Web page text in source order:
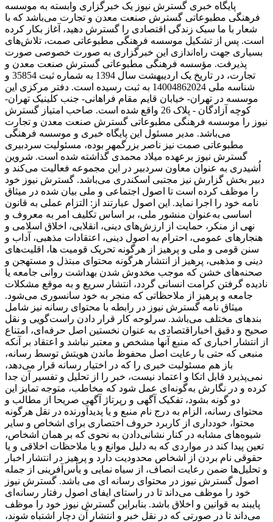
پایگاه خبری گسترش نیوز یک خبرگزاری وابسته به موسسه
فرهنگی مطبوعاتی گسترش صنعت معدن و تجارت می‌باشد که با
شعار با ما سبک زندگی اقتصادی را گسترش دهید، آغاز بکار کرده
است. پس از تشکیل موسسه فرهنگی مطبوعاتی صمت، تلاش‌های
بسیاری جهت راه‌اندازی این خبرگزاری به صورت خصوصی صورت
پذیرفت. مؤسسه فرهنگی مطبوعاتی گسترش صنعت معدن و
تجارت، در تاریخ یک اردیبهشت سال 1394 به شماره ثبت 35854 و
شناسه ملی 14004862024 به ثبت رسیده است. دفتر مرکزی این
موسسه در تهران- خیابان قایم مقام فراهانی- جنب کلینیک تهران-
کوچه آزادگان - پلاک 26 واقع شده است. صاحب امتیاز گسترش
نیوز را موسسه فرهنگی مطبوعاتی گسترش صنعت معدن و تجارت
می‌باشد. مدیر مسئول این پایگاه خبری و موسسه فرهنگی
مطبوعاتی صمت نیز ناصر بزرگمهر بوده، مسئولیت سردبیری
گسترش نیوز برعهده میلاد محمدی گذاشته شده است. شروین
اُشیدری به عنوان معاون سردبیر در این مجموعه فعالیت می‌کند و
دبیر بخش گزارش نیز مجتبی اسکندری می‌باشد. گسترش نیوز خود
را موظف کرده است تا اصول اجتماعی و ملی بیان شده در میثاق
نامه خود را اجرا نماید. این اصول عبارتند از: التزام عملی به قانون
اساسی به‌عنوان منشور ملی، بر اساس تکلیف امر به‌ معروف و
نهی از منکر، حمایت از ارزش‌های دینی، انقلابی، اخلاق اسلامی و
هنجارهای عمومی، احترام به اصول دینی، اعتقادات مذهبی، آداب و
سنن قومی و ملی و ‌پرهیز از هرگونه تحریک قومیت ‌ها، اقلیت‌های
دینی و مذهبی، پرهیز از انتشار هرگونه محتوای مبتذل و مستهجن و
صحنه‌های خشن که موجب مخدوش شدن بهداشت روانی جامعه یا
نادیده گرفتن کرامت انسانی گردد، انتشار سریع و به‌ موقع مشکلات
جامعه و پرهیز از ملاحظاتی که منجر به خود سانسوری می‌شود.
میثاق نامه گسترش نیوز در رابطه با محتوای رسانه نیز شامل
بندهای مختلف می‌باشد. سرلوحه کار قرار دادن راست‌گویی و نقل
صحیح و دقیق اخباراقتصادی به ‌عنوان نخستین اصل حرفه‌ای، امتناع
از انتشار اخباری که منبع آنها مشخص و معتبر نباشد و اعتقاد بر آنکه
منبعی که حتی با رعایت اصل محفوظ ماندن هویتش توسط رسانه،
باز هم مسئولیت خبری را که در اختیار رسانه قرار می‌دهد،
نمی‌پذیرد قابل اتکا و اعتماد نیست، خبر را از تحلیل و تفسیر آن جدا
کرده و در نگارش به‌گونه‌ای عمل شود که مخاطب، متوجه تمایز این
دو گونه بشود، تفکیک آگهی و رپرتاژ آگهی صریحا از مطالب و
محتوای رسانه، الزام به درج نام منبع و یا پدیدآورنده در نقل هرگونه
محتوا، خودداری از کاربرد حروف اختصاری برای اشخاص و سایر
شیوه‌های مشابه در کنار نشانی‌دادن به نحوی که بر همان اشخاص،
تعین پیدا کند در مواردی که به دلیل موانع و یا ملاحظات اخلاقی و یا
حقوقی نام بردن از اشخاص محدودیت دارد و پرهیز در انتشار اخبار
و تحلیل‌ها ضمن رعایت انصاف، از سیاه ‌نمایی و یأس‌آفرینی از جمله
اصول گسترش نیوز در محتوای رسانه ای می باشد. گسترش نیوز
خود را موظف می‌داند تا در راستای ایفای اصول رفتار رسانه‌ای
پایبند به قوانین و اخلاق باشد. بنابراین گسترش نیوز خود را موظف
می‌داند تا در صورتی که در نقل خبر و انتشار آن دچار اشتباه شوند،